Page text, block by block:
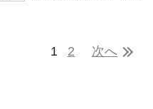
1 2 次へ